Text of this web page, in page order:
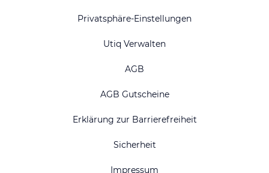
Privatsphäre-Einstellungen
Utiq Verwalten
AGB
AGB Gutscheine
Erklärung zur Barrierefreiheit
Sicherheit
Impressum